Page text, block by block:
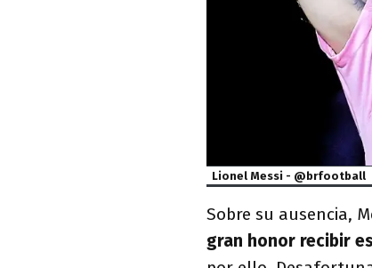
Lionel Messi - @brfootball
Sobre su ausencia,
gran honor recibir